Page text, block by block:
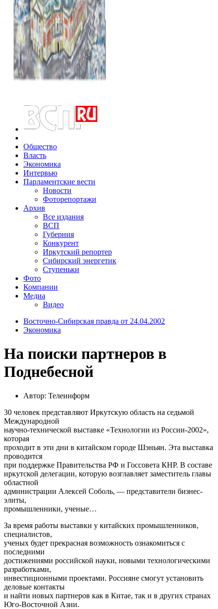
Общество
Власть
Экономика
Интервью
Парламентские вести
Новости
Фоторепортажи
Архив
Все издания
ВСП
Губерния
Конкурент
Иркутский репортер
Сибирский энергетик
Ступеньки
Фото
Компании
Медиа
Видео
Восточно-Сибирская правда от 24.04.2002
Экономика
На поиски партнеров в
Поднебесной
Автор: Телеинформ
30 человек представляют Иркутскую область на седьмой
Международной
научно-технической выставке «Технологии из России-2002»,
которая
проходит в эти дни в китайском городе Шэньян. Эта выставка
проводится
при поддержке Правительства РФ и Госсовета КНР. В составе
иркутской делегации, которую возглавляет заместитель главы
областной
администрации Алексей Соболь, — представители бизнес-
элиты,
промышленники, ученые…
За время работы выставки у китайских промышленников,
специалистов,
ученых будет прекрасная возможность ознакомиться с
последними
достижениями российской науки, новыми технологическими
разработками,
инвестиционными проектами. Россияне смогут установить
деловые контакты
и найти новых партнеров как в Китае, так и в других странах
Юго-Восточной Азии.